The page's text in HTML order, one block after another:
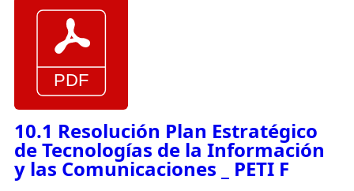
10.1 Resolución Plan Estratégico
de Tecnologías de la Información
y las Comunicaciones _ PETI F